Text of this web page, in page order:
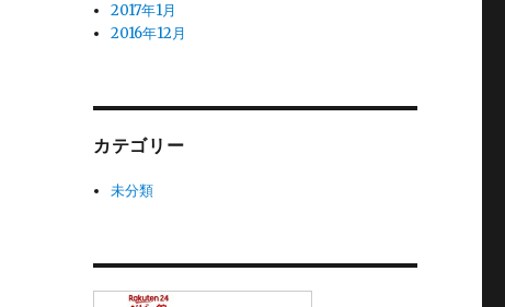
2017年1月
2016年12月
カテゴリー
未分類